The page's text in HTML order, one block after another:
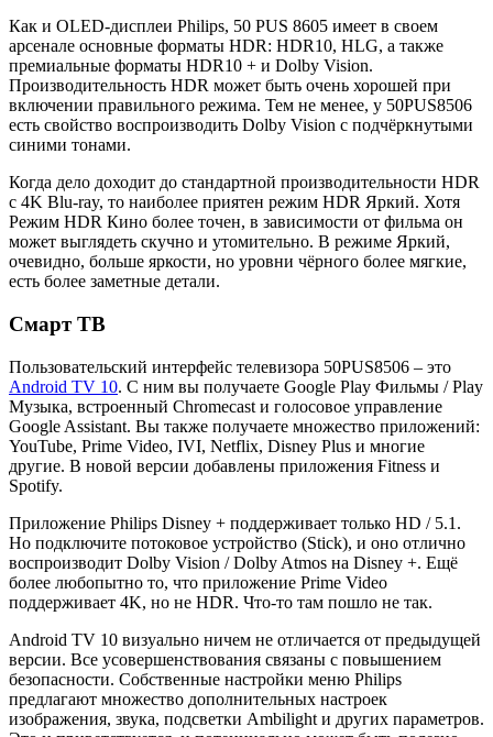
Как и OLED-дисплеи Philips, 50 PUS 8605 имеет в своем
арсенале основные форматы HDR: HDR10, HLG, а также
премиальные форматы HDR10 + и Dolby Vision.
Производительность HDR может быть очень хорошей при
включении правильного режима. Тем не менее, у 50PUS8506
есть свойство воспроизводить Dolby Vision с подчёркнутыми
синими тонами.
Когда дело доходит до стандартной производительности HDR
с 4K Blu-ray, то наиболее приятен режим HDR Яркий. Хотя
Режим HDR Кино более точен, в зависимости от фильма он
может выглядеть скучно и утомительно. В режиме Яркий,
очевидно, больше яркости, но уровни чёрного более мягкие,
есть более заметные детали.
Смарт ТВ
Пользовательский интерфейс телевизора 50PUS8506 – это
Android TV 10. С ним вы получаете Google Play Фильмы / Play
Музыка, встроенный Chromecast и голосовое управление
Google Assistant. Вы также получаете множество приложений:
YouTube, Prime Video, IVI, Netflix, Disney Plus и многие
другие. В новой версии добавлены приложения Fitness и
Spotify.
Приложение Philips Disney + поддерживает только HD / 5.1.
Но подключите потоковое устройство (Stick), и оно отлично
воспроизводит Dolby Vision / Dolby Atmos на Disney +. Ещё
более любопытно то, что приложение Prime Video
поддерживает 4K, но не HDR. Что-то там пошло не так.
Android TV 10 визуально ничем не отличается от предыдущей
версии. Все усовершенствования связаны с повышением
безопасности. Собственные настройки меню Philips
предлагают множество дополнительных настроек
изображения, звука, подсветки Ambilight и других параметров.